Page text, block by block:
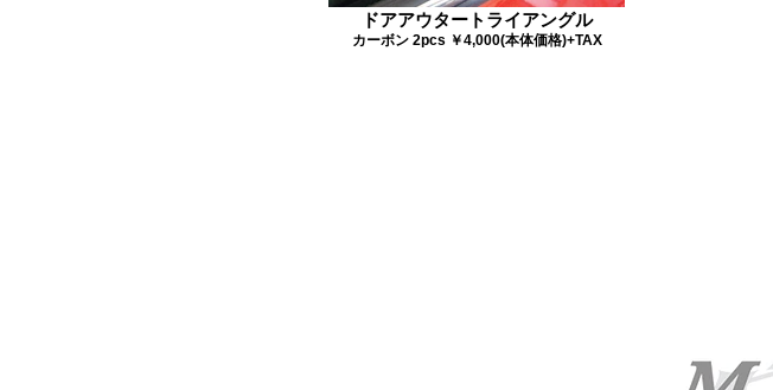
ドアアウタートライアングル
カーボン 2pcs ￥4,000(本体価格)+TAX